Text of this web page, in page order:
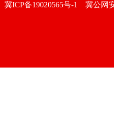
冀ICP备19020565号-1
冀公网